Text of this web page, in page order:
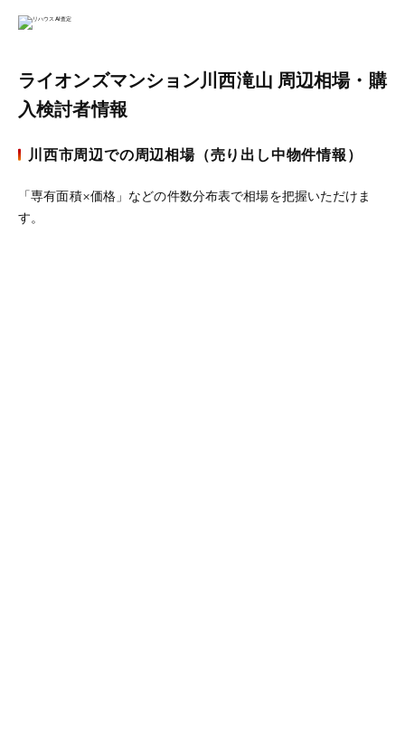
ライオンズマンション川西滝山 周辺相場・購
入検討者情報
川西市周辺での周辺相場（売り出し中物件情報）
「専有面積×価格」などの件数分布表で相場を把握いただけま
す。